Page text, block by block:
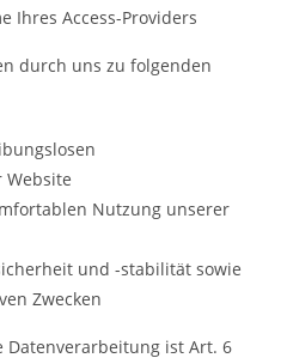
Ihres Access-Providers
durch uns zu folgenden
Nutzung unserer
und -stabilität sowie
Zwecken
Datenverarbeitung ist Art. 6